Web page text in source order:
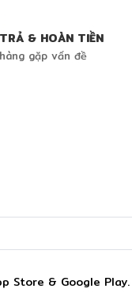
& HOÀN TIỀN
gặp vấn đề
Store & Google Play.